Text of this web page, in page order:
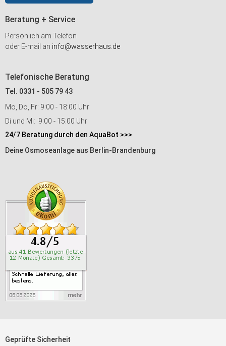
Beratung + Service
Persönlich am Telefon
oder E-mail an info@wasserhaus.de
Telefonische Beratung
Tel. 0331 - 505 79 43
Mo, Do, Fr: 9:00 - 18:00 Uhr
Di und Mi: 9:00 - 15:00 Uhr
24/7 Beratung durch den AquaBot >>>
Deine Osmoseanlage aus Berlin-Brandenburg
Geprüfte Sicherheit